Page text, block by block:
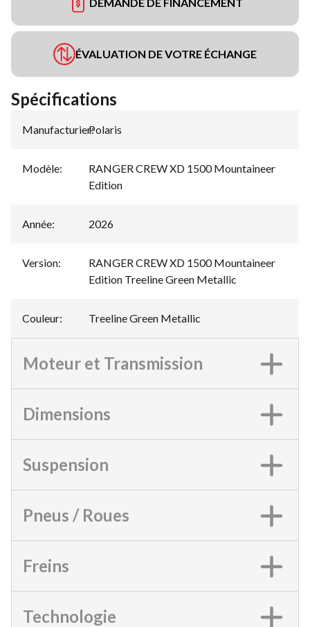
ÉVALUATION DE VOTRE ÉCHANGE
Spécifications
Manufacturier:
Polaris
Modèle:
RANGER CREW XD 1500 Mountaineer
Edition
Année: 2026
Version:
RANGER CREW XD 1500 Mountaineer
Edition Treeline Green Metallic
Couleur: Treeline Green Metallic
Moteur et Transmission
Dimensions
Suspension
Pneus / Roues
Freins
Technologie